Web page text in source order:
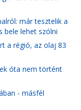
már tesztelik a
bele lehet szólni
a régió, az olaj 83
óta nem történt
- másfél